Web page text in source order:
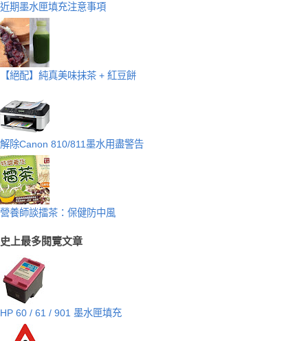
近期墨水匣填充注意事項
【絕配】純真美味抹茶 + 紅豆餅
解除Canon 810/811墨水用盡警告
營養師談擂茶：保健防中風
史上最多閱覽文章
HP 60 / 61 / 901 墨水匣填充